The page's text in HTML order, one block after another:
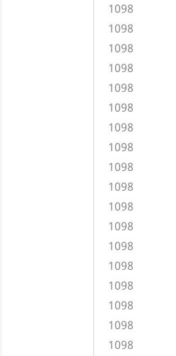
1098
1098
1098
1098
1098
1098
1098
1098
1098
1098
1098
1098
1098
1098
1098
1098
1098
1098